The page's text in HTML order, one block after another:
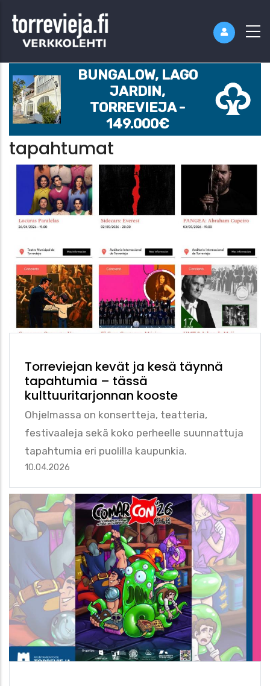
BUNGALOW, LAGO
JARDIN,
TORREVIEJA -
149.000€
tapahtumat
Torreviejan kevät ja kesä täynnä
tapahtumia – tässä
kulttuuritarjonnan kooste
Ohjelmassa on konsertteja, teatteria,
festivaaleja sekä koko perheelle suunnattuja
tapahtumia eri puolilla kaupunkia.
10.04.2026